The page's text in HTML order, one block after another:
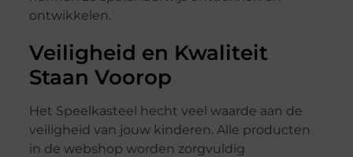
ontwikkelen.
Veiligheid en Kwaliteit
Staan Voorop
Het Speelkasteel hecht veel waarde aan de
veiligheid van jouw kinderen. Alle producten
in de webshop worden zorgvuldig